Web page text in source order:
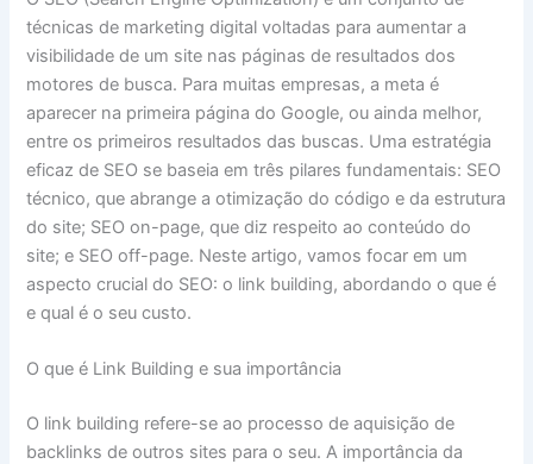
técnicas de marketing digital voltadas para aumentar a
visibilidade de um site nas páginas de resultados dos
motores de busca. Para muitas empresas, a meta é
aparecer na primeira página do Google, ou ainda melhor,
entre os primeiros resultados das buscas. Uma estratégia
eficaz de SEO se baseia em três pilares fundamentais: SEO
técnico, que abrange a otimização do código e da estrutura
do site; SEO on-page, que diz respeito ao conteúdo do
site; e SEO off-page. Neste artigo, vamos focar em um
aspecto crucial do SEO: o link building, abordando o que é
e qual é o seu custo.
O que é Link Building e sua importância
O link building refere-se ao processo de aquisição de
backlinks de outros sites para o seu. A importância da